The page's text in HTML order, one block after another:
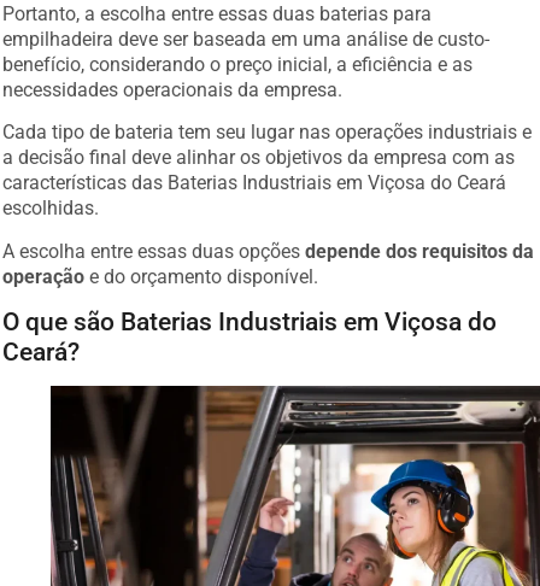
Portanto, a escolha entre essas duas baterias para
empilhadeira deve ser baseada em uma análise de custo-
benefício, considerando o preço inicial, a eficiência e as
necessidades operacionais da empresa.
Cada tipo de bateria tem seu lugar nas operações industriais e
a decisão final deve alinhar os objetivos da empresa com as
características das Baterias Industriais em Viçosa do Ceará
escolhidas.
A escolha entre essas duas opçõesdepende dos requisitos da
operação e do orçamento disponível.
O que são Baterias Industriais em Viçosa do
Ceará?